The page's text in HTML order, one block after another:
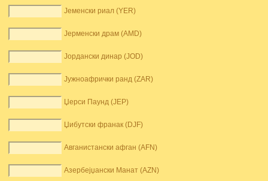
Јеменски риал (YER)
Јерменски драм (AMD)
Јордански динар (JOD)
Јужноафрички ранд (ZAR)
Џерси Паунд (JEP)
Џибутски франак (DJF)
Авганистански афган (AFN)
Азербејџански Манат (AZN)